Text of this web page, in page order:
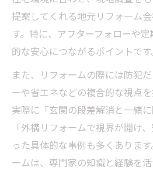
提案してくれる地元リフォーム
す。特に、アフターフォローや
的な安心につながるポイントです
また、リフォームの際には防犯
ーや省エネなどの複合的な視点を
実際に「玄関の段差解消と一緒に
「外構リフォームで視界が開け
った具体的な事例も多くありま
ームは、専門家の知識と経験を